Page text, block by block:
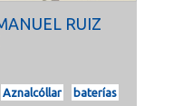
RUIZ
Aznalcóllar
baterías